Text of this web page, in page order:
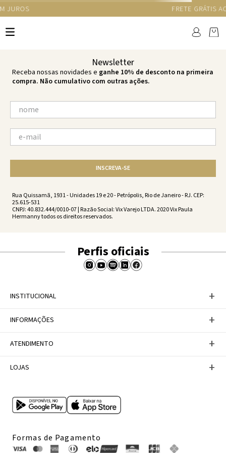
GANHE 10% NA PRIMEIRA COMPRA COM O CUPOM NEWS10
não encontramos resultados para:
'acqua-firenze-loop-bottom-acqua-
ss211026-1877'
O que você está procurando?